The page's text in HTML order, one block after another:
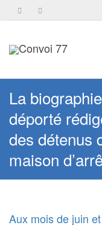
La
déporté
des détenus
maison
Aux mois de juin